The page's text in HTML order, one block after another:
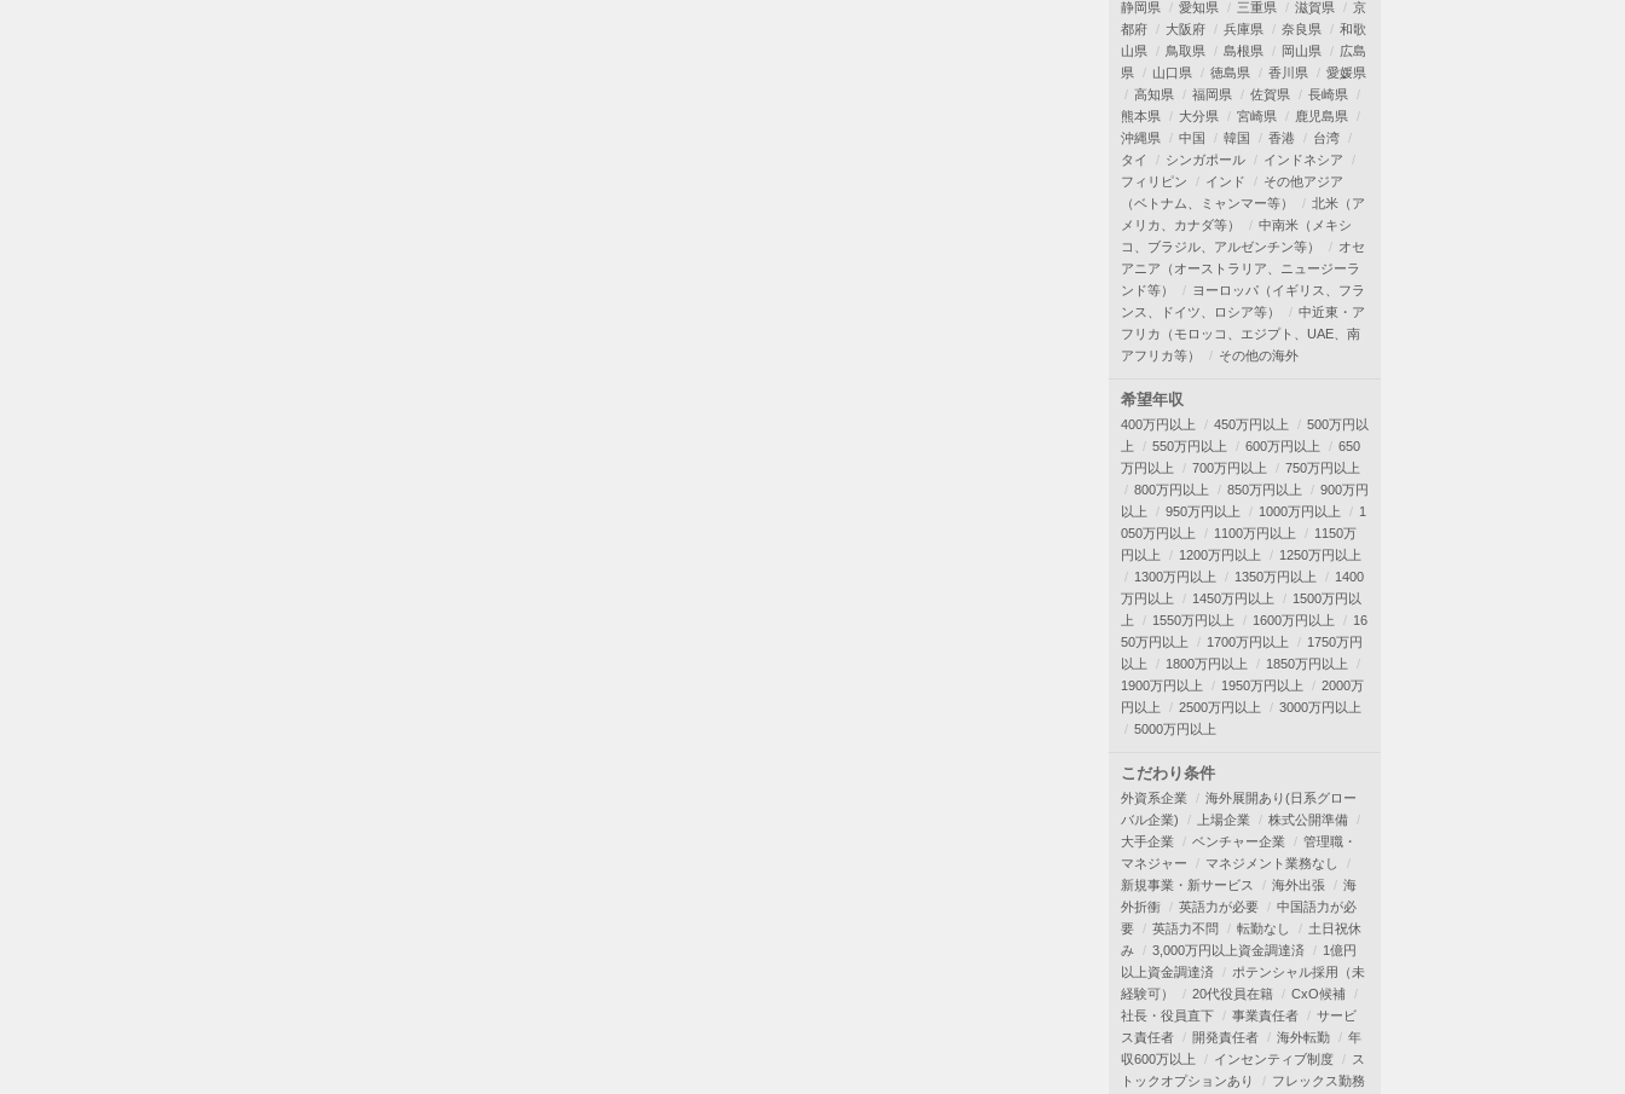
静岡県
愛知県 三重県 滋賀県
京
都府
大阪府 兵庫県 奈良県
和歌
山県
鳥取県 島根県 岡山県
広島
県
山口県 徳島県 香川県
愛媛県
高知県
福岡県 佐賀県
長崎県
熊本県
大分県 宮崎県
鹿児島県
沖縄県
中国 韓国 香港
台湾
タイ
シンガポール
インドネシア
フィリピン
インド
その他アジア
（ベトナム、ミャンマー等）
北米（ア
メリカ、カナダ等）
中南米（メキシ
コ、ブラジル、アルゼンチン等）
オセ
アニア（オーストラリア、ニュージーラ
ンド等）
ヨーロッパ（イギリス、フラ
ンス、ドイツ、ロシア等）
中近東・ア
フリカ（モロッコ、エジプト、UAE、南
アフリカ等）
その他の海外
希望年収
400万円以上 450万円以上
500万円以
上
550万円以上 600万円以上
650
万円以上
700万円以上
750万円以上
800万円以上
850万円以上
900万円
以上
950万円以上 1000万円以上
1
050万円以上
1100万円以上
1150万
円以上
1200万円以上
1250万円以上
1300万円以上
1350万円以上
1400
万円以上
1450万円以上
1500万円以
上
1550万円以上 1600万円以上
16
50万円以上
1700万円以上
1750万円
以上
1800万円以上
1850万円以上
1900万円以上
1950万円以上
2000万
円以上
2500万円以上
3000万円以上
5000万円以上
こだわり条件
外資系企業
海外展開あり(日系グロー
バル企業)
上場企業
株式公開準備
大手企業
ベンチャー企業
管理職・
マネジャー
マネジメント業務なし
新規事業・新サービス
海外出張
海
外折衝
英語力が必要
中国語力が必
要
英語力不問 転勤なし
土日祝休
み
3,000万円以上資金調達済
1億円
以上資金調達済
ポテンシャル採用（未
経験可）
20代役員在籍
CxO候補
社長・役員直下
事業責任者
サービ
ス責任者
開発責任者 海外転勤
年
収600万以上
インセンティブ制度
ス
トックオプションあり
フレックス勤務